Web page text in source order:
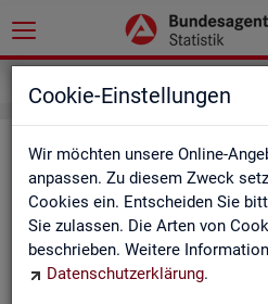
Cookie-Einstellungen
Wir möchten unsere Online-
anpassen. Zu diesem Zweck
Cookies ein. Entscheiden Sie
Sie zulassen. Die Arten von
beschrieben. Weitere
Datenschutzerklärung.
In­for­ma­tio­nen in
Hier fin­den Sie unser
Video-